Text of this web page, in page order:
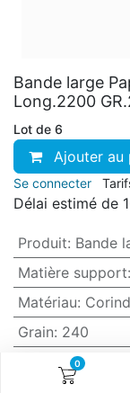
0
Bande large
Long.2200
Lot de 6
Ajouter au
Se connecter
Délai estimé de
Produit: Bande
Matière support:
Matériau:
Grain: 240
Anti-